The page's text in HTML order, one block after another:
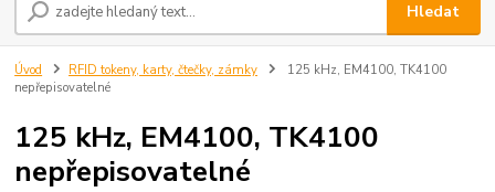
Hledat
Úvod RFID tokeny, karty, čtečky, zámky
125 kHz, EM4100, TK4100
nepřepisovatelné
125 kHz, EM4100, TK4100
nepřepisovatelné